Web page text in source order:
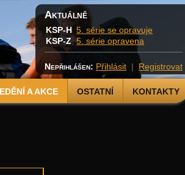
A AKCE OSTATNÍ KONTAKTY
Aktuálně
KSP-H 5. série se opravuje
KSP-Z 5. série opravena
Nepřihlášen: Přihlásit | Registrovat